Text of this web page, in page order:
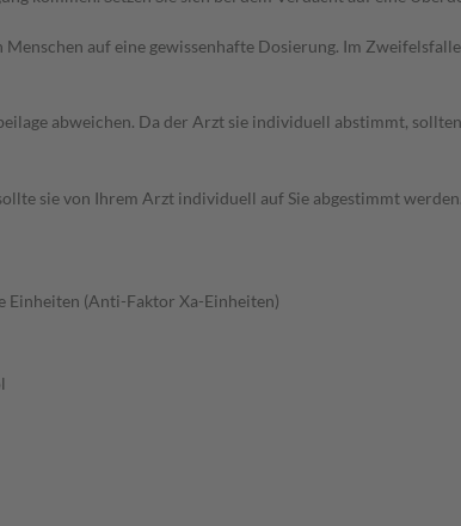
auf eine gewissenhafte Dosierung. Im
abweichen. Da der Arzt sie individuell abstimmt,
sie von Ihrem Arzt individuell auf Sie abgestimmt
Einheiten (Anti-Faktor Xa-Einheiten)